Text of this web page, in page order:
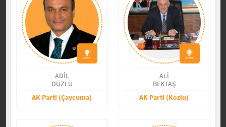
ADİL
DÜZLÜ
AK Parti (Çaycuma)
ALİ
BEKTAŞ
AK Parti (Kozlu)